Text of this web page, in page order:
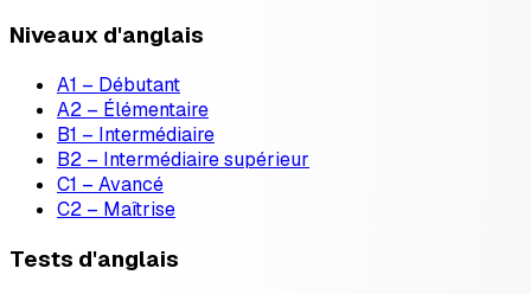
Niveaux d'anglais
A1 – Débutant
A2 – Élémentaire
B1 – Intermédiaire
B2 – Intermédiaire supérieur
C1 – Avancé
C2 – Maîtrise
Tests d'anglais